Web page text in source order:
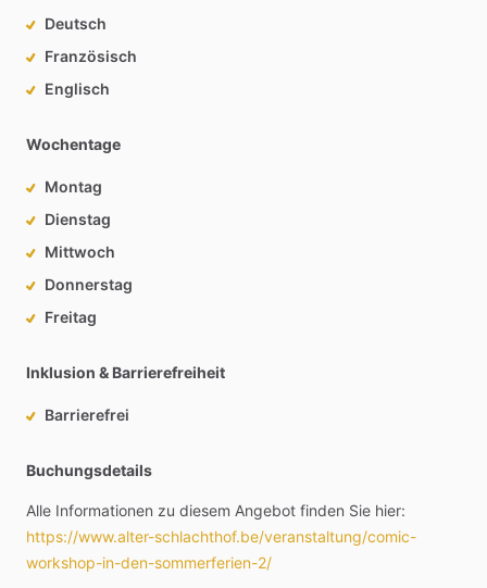
Deutsch
Französisch
Englisch
Wochentage
Montag
Dienstag
Mittwoch
Donnerstag
Freitag
Inklusion & Barrierefreiheit
Barrierefrei
Buchungsdetails
Alle Informationen zu diesem Angebot finden Sie hier:
https://www.alter-schlachthof.be/veranstaltung/comic-
workshop-in-den-sommerferien-2/